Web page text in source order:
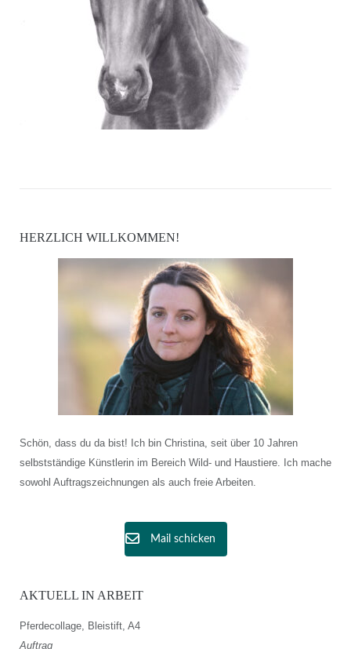
HERZLICH WILLKOMMEN!
Schön, dass du da bist! Ich bin Christina, seit über 10 Jahren
selbstständige Künstlerin im Bereich Wild- und Haustiere. Ich mache
sowohl Auftragszeichnungen als auch freie Arbeiten.
Mail schicken
AKTUELL IN ARBEIT
Pferdecollage, Bleistift, A4
Auftrag